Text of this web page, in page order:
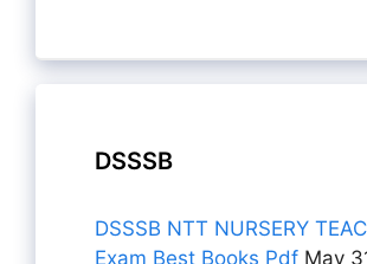
DSSSB
DSSSB NTT NURSERY
Exam Best Books Pdf May